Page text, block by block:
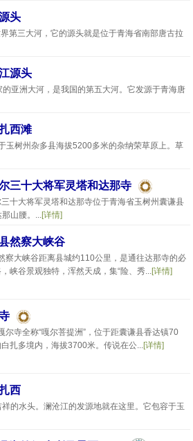
头
第三大河，它的源头就是位于青海省南部唐古拉
源头
亚洲大河，是我国的第五大河。它发源于青海唐
西滩
玉树州杂多县海拔5200多米的杂纳荣草原上。草
三十大将军灵塔和达那寺
十大将军灵塔和达那寺位于青海省玉树州囊谦县
山腰。...[详情]
然察大峡谷
察大峡谷距离县城约110公里，是通往达那寺的必
峡谷景观独特，浑然天成，集“险、秀...[详情]
尔寺全称“嘎尔菩提洲”，位于距囊谦县香达镇70
扎多境内，海拔3700米。传说在公...[详情]
西
的水头。澜沧江的发源地就在这里。它包容于玉